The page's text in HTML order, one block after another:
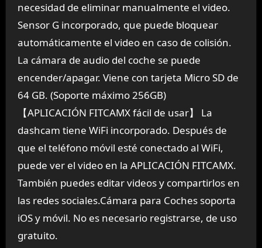
necesidad de eliminar manualmente el video.
Sensor G incorporado, que puede bloquear
automáticamente el video en caso de colisión.
La cámara de audio del coche se puede
encender/apagar. Viene con tarjeta Micro SD de
64 GB. (Soporte máximo 256GB)
【APLICACIÓN FITCAMX fácil de usar】 La
dashcam tiene WiFi incorporado. Después de
que el teléfono móvil esté conectado al WiFi,
puede ver el video en la APLICACIÓN FITCAMX.
También puedes editar videos y compartirlos en
las redes sociales.Cámara para Coches soporta
iOS y móvil. No es necesario registrarse, de uso
gratuito.